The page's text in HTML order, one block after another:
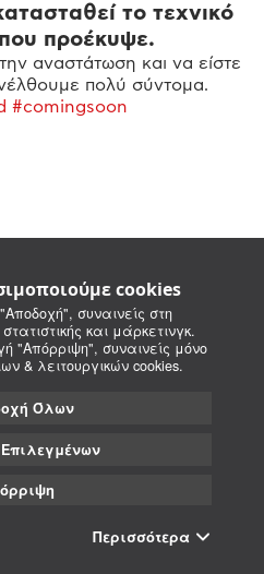
cookies
συναινείς στη
και μάρκετινγκ.
"Απόρριψη", συναινείς μόνο
& λειτουργικών cookies.
Όλων
Περισσότερα
το τεχνικό
προέκυψε.
αναστάτωση και να είστε
πολύ σύντομα.
#comingsoon